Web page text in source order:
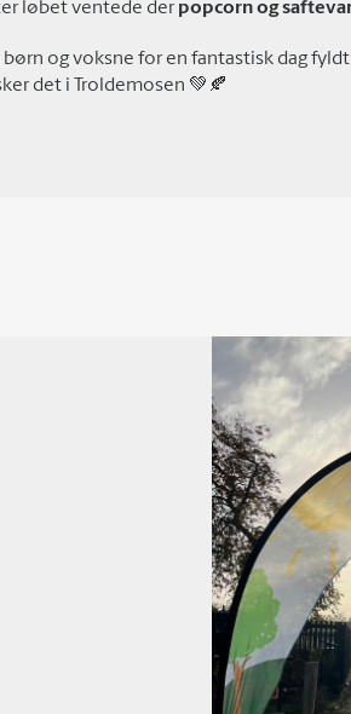
løbet ventede derpopcorn og
børn og voksne for en fantastisk dag
det i Troldemosen 💚🍂